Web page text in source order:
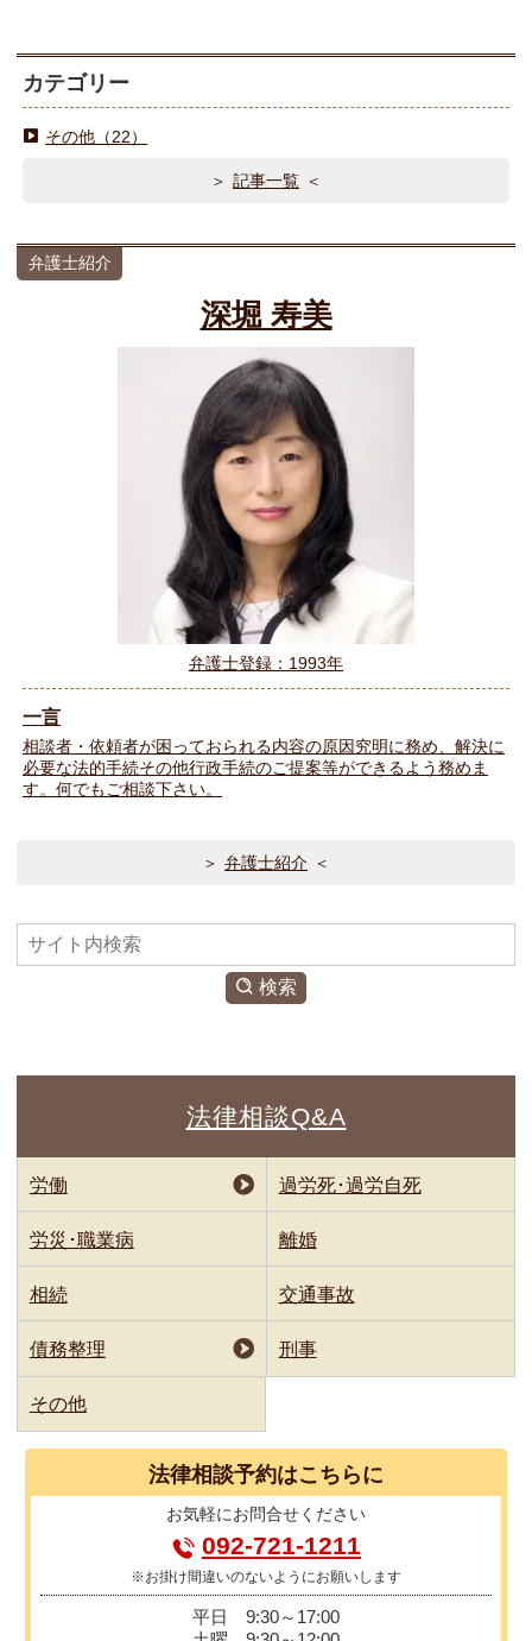
カテゴリー
その他（22）
記事一覧
弁護士紹介
深堀 寿美
弁護士登録：1993年
一言
相談者・依頼者が困っておられる内容の原因究明に務め、解決に
必要な法的手続その他行政手続のご提案等ができるよう務めま
す。何でもご相談下さい。
弁護士紹介
検
索
検索
法律相談Q&A
労働 過労死･過労自死
労災･職業病 離婚
相続 交通事故
債務整理 刑事
その他
法律相談予約はこちらに
お気軽にお問合せください
092-721-1211
※お掛け間違いのないようにお願いします
平日
9:30～17:00